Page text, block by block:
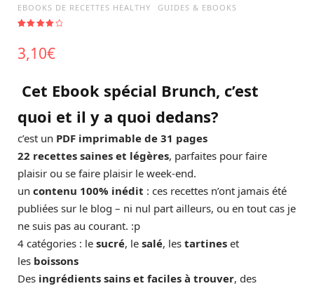
EBOOKS DE RECETTES HEALTHY GUIDES & EBOOKS
basé
sur
3,10€
Cet Ebook spécial Brunch, c’est
quoi et il y a quoi dedans?
c’est un PDF imprimable de 31 pages
22 recettes saines et légères, parfaites pour faire
plaisir ou se faire plaisir le week-end.
un contenu 100% inédit : ces recettes n’ont jamais été
publiées sur le blog – ni nul part ailleurs, ou en tout cas je
ne suis pas au courant. :p
4 catégories : le sucré, le salé, les tartines et
les boissons
Des ingrédients sains et faciles à trouver, des